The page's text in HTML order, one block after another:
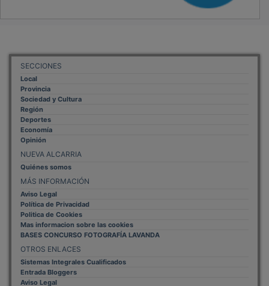
SECCIONES
Local
Provincia
Sociedad y Cultura
Región
Deportes
Economía
Opinión
NUEVA ALCARRIA
Quiénes somos
MÁS INFORMACIÓN
Aviso Legal
Política de Privacidad
Politica de Cookies
Mas informacion sobre las cookies
BASES CONCURSO FOTOGRAFÍA LAVANDA
Sistemas Integrales Cualificados
Entrada Bloggers
Aviso Legal